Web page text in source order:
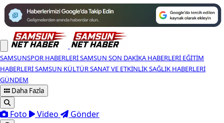
SAMSUNSPOR HABERLERISAMSUN SON DAKIKA HABERLERI EĞITIM
HABERLERISAMSUN KÜLTÜR SANAT VE ETKINLIKSAĞLIK HABERLERI
GÜNDEM
Daha Fazla
Foto Video Gönder